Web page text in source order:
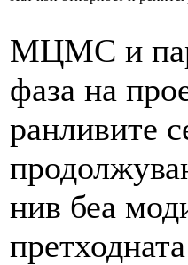
МЦМС и
фаза на
ранливите
нив беа